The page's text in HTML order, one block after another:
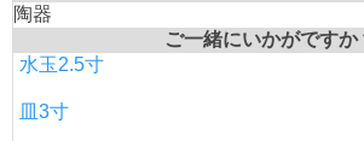
陶器
ご一緒にいかがですか
水玉2.5寸
皿3寸